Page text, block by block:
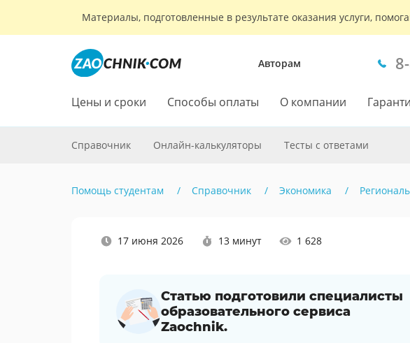
Материалы, подготовленные в результате оказания услуги,
Авторам
Цены и сроки Способы оплаты О компании
Справочник Онлайн-калькуляторы Тесты с ответами
Помощь студентам Справочник Экономика
17 июня 2026 13 минут 1 628
Статью подготовили специалисты
образовательного сервиса
Zaochnik.